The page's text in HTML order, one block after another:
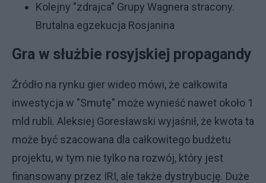
Kolejny "zdrajca" Grupy Wagnera stracony.
Brutalna egzekucja Rosjanina
Gra w służbie rosyjskiej propagandy
Źródło na rynku gier wideo mówi, że całkowita
inwestycja w "Smutę" może wynieść nawet około 1
mld rubli. Aleksiej Goresławski wyjaśnił, że kwota ta
może być szacowana dla całkowitego budżetu
projektu, w tym nie tylko na rozwój, który jest
finansowany przez IRI, ale także dystrybucję. Duże